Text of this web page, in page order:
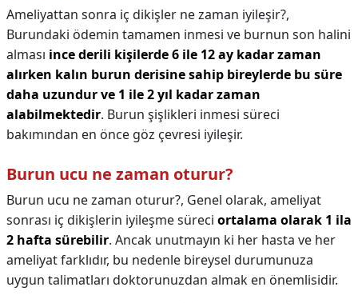
Ameliyattan sonra iç dikişler ne zaman iyileşir?,
Burundaki ödemin tamamen inmesi ve burnun son halini
alması ince derili kişilerde 6 ile 12 ay kadar zaman
alırken kalın burun derisine sahip bireylerde bu süre
daha uzundur ve 1 ile 2 yıl kadar zaman
alabilmektedir. Burun şişlikleri inmesi süreci
bakımından en önce göz çevresi iyileşir.
Burun ucu ne zaman oturur?
Burun ucu ne zaman oturur?, Genel olarak, ameliyat
sonrası iç dikişlerin iyileşme süreci ortalama olarak 1 ila
2 hafta sürebilir. Ancak unutmayın ki her hasta ve her
ameliyat farklıdır, bu nedenle bireysel durumunuza
uygun talimatları doktorunuzdan almak en önemlisidir.